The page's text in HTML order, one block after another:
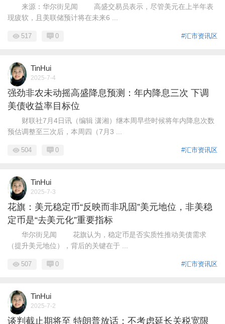
来源：华尔街见闻 高盛交易员表示，尽管美元在上半年表
现疲软，且美联储预计将在未来6 ...
#汇市资讯区
517 0
TinHui
2025-7-4
强劲非农未动摇高盛降息预测：年内降息三次 下调
美债收益率目标位
财联社7月4日讯（编辑 潇湘）继本周早些时候将年内降息次数
预估调整至三次后，本周四（7月3 ...
#汇市资讯区
504 0
TinHui
2025-7-3
花旗：美元稳定币“反映而非巩固”美元地位，非美稳
定币是“去美元化”重要指标
华尔街见闻 花旗认为，稳定币是否实质性推动美债需求
（提升美元地位），背后的关键在于 ...
#汇市资讯区
507 0
TinHui
2025-7-2
谈判截止期将至 特朗普放话：不考虑延长关税宽限